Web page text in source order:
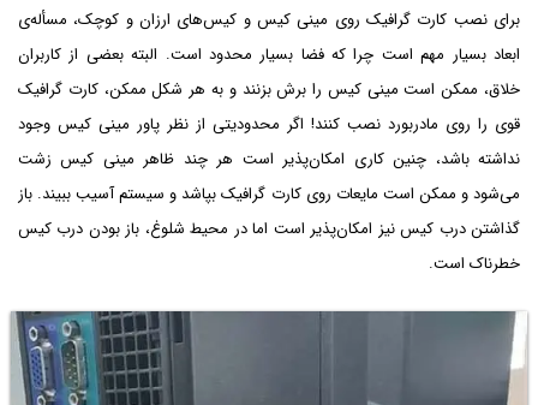
برای نصب کارت گرافیک روی مینی کیس و کیس‌های ارزان و کوچک، مسأله‌ی
ابعاد بسیار مهم است چرا که فضا بسیار محدود است. البته بعضی از کاربران
خلاق، ممکن است مینی کیس را برش بزنند و به هر شکل ممکن، کارت گرافیک
قوی را روی مادربورد نصب کنند! اگر محدودیتی از نظر پاور مینی کیس وجود
نداشته باشد، چنین کاری امکان‌پذیر است هر چند ظاهر مینی کیس زشت
می‌شود و ممکن است مایعات روی کارت گرافیک بپاشد و سیستم آسیب ببیند. باز
گذاشتن درب کیس نیز امکان‌پذیر است اما در محیط شلوغ، باز بودن درب کیس
خطرناک است.